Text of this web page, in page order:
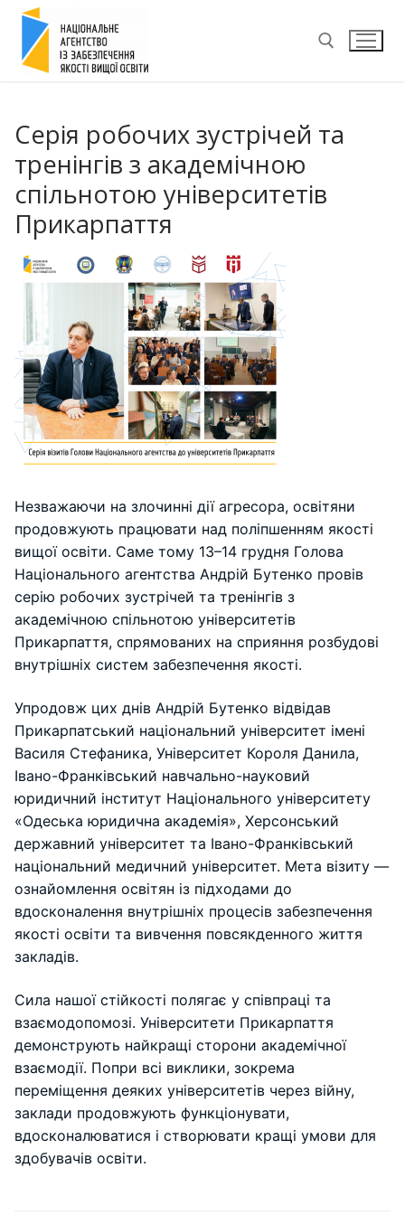
Перейти
вмісту
Серія робочих зустрічей та
тренінгів з академічною
спільнотою університетів
Прикарпаття
Незважаючи на злочинні дії агресора, освітяни
продовжують працювати над поліпшенням якості
вищої освіти. Саме тому 13–14 грудня Голова
Національного агентства Андрій Бутенко провів
серію робочих зустрічей та тренінгів з
академічною спільнотою університетів
Прикарпаття, спрямованих на сприяння розбудові
внутрішніх систем забезпечення якості.
Упродовж цих днів Андрій Бутенко відвідав
Прикарпатський національний університет імені
Василя Стефаника, Університет Короля Данила,
Івано-Франківський навчально-науковий
юридичний інститут Національного університету
«Одеська юридична академія», Херсонський
державний університет та Івано-Франківський
національний медичний університет. Мета візиту —
ознайомлення освітян із підходами до
вдосконалення внутрішніх процесів забезпечення
якості освіти та вивчення повсякденного життя
закладів.
Сила нашої стійкості полягає у співпраці та
взаємодопомозі. Університети Прикарпаття
демонструють найкращі сторони академічної
взаємодії. Попри всі виклики, зокрема
переміщення деяких університетів через війну,
заклади продовжують функціонувати,
вдосконалюватися і створювати кращі умови для
здобувачів освіти.